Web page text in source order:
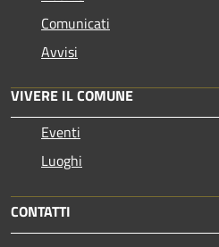
Comunicati
Avvisi
VIVERE IL COMUNE
Eventi
Luoghi
CONTATTI